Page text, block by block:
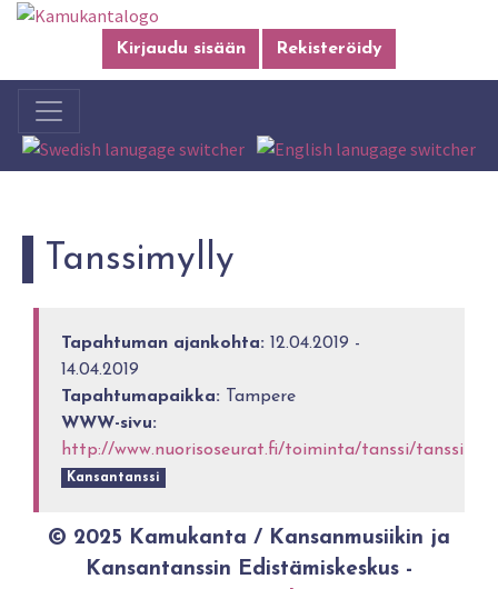
Kirjaudu sisään Rekisteröidy
Tanssimylly
Tapahtuman ajankohta: 12.04.2019 -
14.04.2019
Tapahtumapaikka: Tampere
WWW-sivu:
http://www.nuorisoseurat.fi/toiminta/tanssi/
Kansantanssi
© 2025 Kamukanta / Kansanmusiikin ja
Kansantanssin Edistämiskeskus -